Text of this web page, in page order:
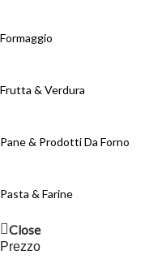
Formaggio
Frutta & Verdura
Pane & Prodotti Da Forno
Pasta & Farine
Close
Prezzo